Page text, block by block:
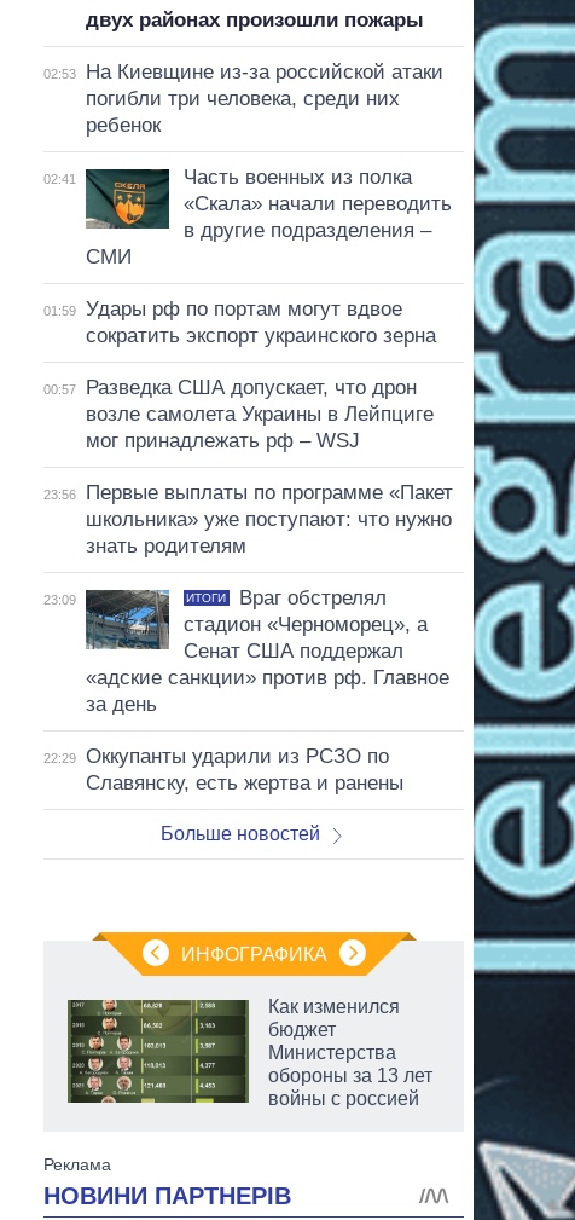
двух районах произошли пожары
02:53
На Киевщине из-за российской атаки
погибли три человека, среди них
ребенок
02:41
Часть военных из полка
«Скала» начали переводить
в другие подразделения –
СМИ
01:59
Удары рф по портам могут вдвое
сократить экспорт украинского зерна
00:57
Разведка США допускает, что дрон
возле самолета Украины в Лейпциге
мог принадлежать рф – WSJ
23:56
Первые выплаты по программе «Пакет
школьника» уже поступают: что нужно
знать родителям
23:09 ИТОГИ
Враг обстрелял
стадион «Черноморец», а
Сенат США поддержал
«адские санкции» против рф. Главное
за день
22:29
Оккупанты ударили из РСЗО по
Славянску, есть жертва и ранены
Больше новостей
ИНФОГРАФИКА
Как изменился
бюджет
Министерства
обороны за 13 лет
войны с россией